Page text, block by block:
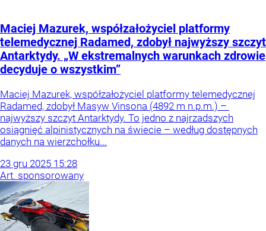
Maciej Mazurek, współzałożyciel platformy
telemedycznej Radamed, zdobył najwyższy szczyt
Antarktydy. „W ekstremalnych warunkach zdrowie
decyduje o wszystkim”
Maciej Mazurek, współzałożyciel platformy telemedycznej
Radamed, zdobył Masyw Vinsona (4892 m n.p.m.) –
najwyższy szczyt Antarktydy. To jedno z najrzadszych
osiągnięć alpinistycznych na świecie – według dostępnych
danych na wierzchołku...
23 gru 2025 15:28
Art. sponsorowany